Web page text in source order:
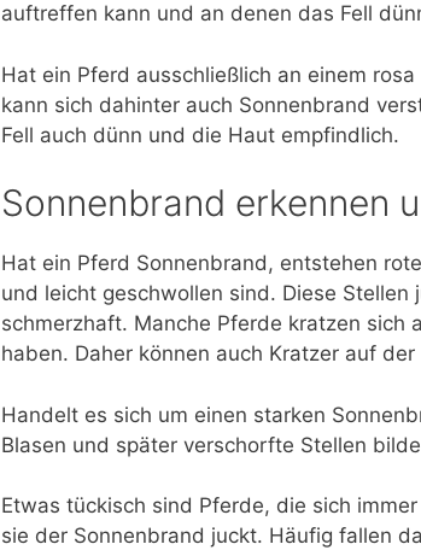
auftreffen kann und an denen das Fell
Hat ein Pferd ausschließlich an einem
kann sich dahinter auch Sonnenbrand
Fell auch dünn und die Haut empfindlich.
Sonnenbrand erkennen
Hat ein Pferd Sonnenbrand, entstehen
und leicht geschwollen sind. Diese Stellen
schmerzhaft. Manche Pferde kratzen sich
haben. Daher können auch Kratzer auf
Handelt es sich um einen starken
Blasen und später verschorfte Stellen
Etwas tückisch sind Pferde, die sich
sie der Sonnenbrand juckt. Häufig fallen